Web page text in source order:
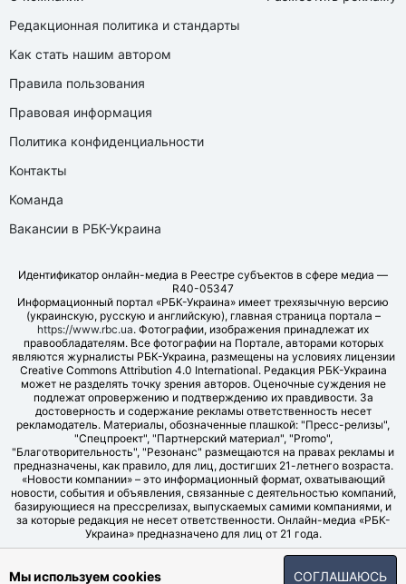
Редакционная политика и стандарты
Как стать нашим автором
Правила пользования
Правовая информация
Политика конфиденциальности
Контакты
Команда
Вакансии в РБК-Украина
Идентификатор онлайн-медиа в Реестре субъектов в сфере медиа —
R40-05347
Информационный портал «РБК-Украина» имеет трехязычную версию
(украинскую, русскую и английскую), главная страница портала –
https://www.rbc.ua. Фотографии, изображения принадлежат их
правообладателям. Все фотографии на Портале, авторами которых
являются журналисты РБК-Украина, размещены на условиях лицензии
Creative Commons Attribution 4.0 International. Редакция РБК-Украина
может не разделять точку зрения авторов. Оценочные суждения не
подлежат опровержению и подтверждению их правдивости. За
достоверность и содержание рекламы ответственность несет
рекламодатель. Материалы, обозначенные плашкой: "Пресс-релизы",
"Спецпроект", "Партнерский материал", "Promo",
"Благотворительность", "Резонанс" размещаются на правах рекламы и
предназначены, как правило, для лиц, достигших 21-летнего возраста.
«Новости компании» – это информационный формат, охватывающий
новости, события и объявления, связанные с деятельностью компаний,
базирующиеся на прессрелизах, выпускаемых самими компаниями, и
за которые редакция не несет ответственности. Онлайн-медиа «РБК-
Украина» предназначено для лиц от 21 года.
© LLC "UBT MEDIA", 2006-2026.
Мы используем cookies СОГЛАШАЮСЬ